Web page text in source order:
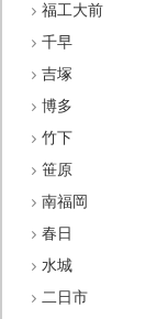
福工大前
千早
吉塚
博多
竹下
笹原
南福岡
春日
水城
二日市